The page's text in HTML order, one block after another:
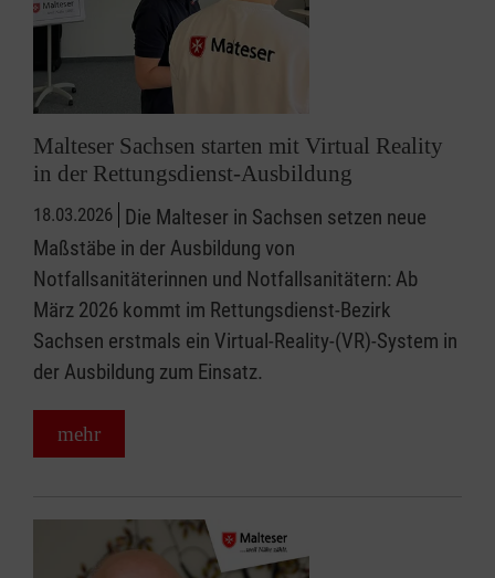
Malteser Sachsen starten mit Virtual Reality
in der Rettungsdienst-Ausbildung
18.03.2026 Die Malteser in Sachsen setzen neue
Maßstäbe in der Ausbildung von
Notfallsanitäterinnen und Notfallsanitätern: Ab
März 2026 kommt im Rettungsdienst-Bezirk
Sachsen erstmals ein Virtual-Reality-(VR)-System in
der Ausbildung zum Einsatz.
mehr